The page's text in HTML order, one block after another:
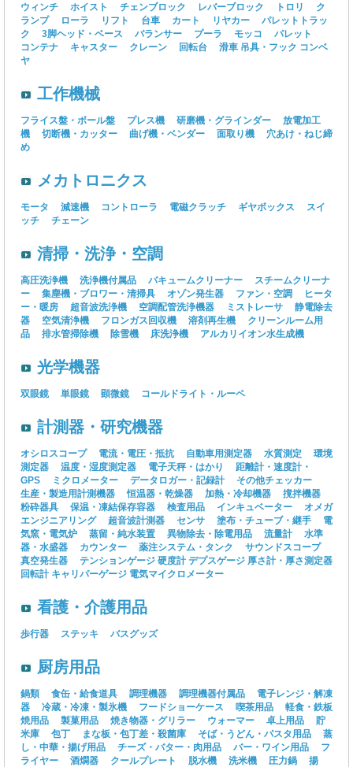
ウィンチ ホイスト チェンブロック レバーブロック トロリ
ク
ランプ
ローラ リフト 台車 カート リヤカー
パレットトラッ
ク
3脚ヘッド・ベース バランサー プーラ モッコ
パレット
コンテナ
キャスター クレーン 回転台 滑車 吊具・フック コンベ
ヤ
工作機械
フライス盤・ボール盤 プレス機 研磨機・グラインダー
放電加工
機
切断機・カッター 曲げ機・ベンダー 面取り機
穴あけ・ねじ締
め
メカトロニクス
モータ 減速機 コントローラ 電磁クラッチ ギヤボックス
スイ
ッチ
チェーン
清掃・洗浄・空調
高圧洗浄機 洗浄機付属品 バキュームクリーナー
スチームクリーナ
ー
集塵機・ブロワー・清掃具 オゾン発生器 ファン・空調
ヒータ
ー・暖房
超音波洗浄機 空調配管洗浄機器 ミストレーサ
静電除去
器
空気清浄機 フロンガス回収機 溶剤再生機
クリーンルーム用
品
排水管掃除機 除雪機 床洗浄機 アルカリイオン水生成機
光学機器
双眼鏡 単眼鏡 顕微鏡 コールドライト・ルーペ
計測器・研究機器
オシロスコープ 電流・電圧・抵抗 自動車用測定器 水質測定
環境
測定器
温度・湿度測定器 電子天秤・はかり
距離計・速度計・
GPS
ミクロメーター データロガー・記録計
その他チェッカー
生産・製造用計測機器
恒温器・乾燥器 加熱・冷却機器
撹拌機器
粉砕器具
保温・凍結保存容器 検査用品 インキュベーター
オメガ
エンジニアリング
超音波計測器 センサ 塗布・チューブ・継手
電
気窯・電気炉
蒸留・純水装置 異物除去・除電用品 流量計
水準
器・水盛器
カウンター 薬注システム・タンク
サウンドスコープ
真空発生器
テンションゲージ 硬度計 デプスゲージ 厚さ計・厚さ測定器
回転計 キャリパーゲージ 電気マイクロメーター
看護・介護用品
歩行器 ステッキ バスグッズ
厨房用品
鍋類 食缶・給食道具 調理機器 調理機器付属品
電子レンジ・解凍
器
冷蔵・冷凍・製氷機 フードショーケース 喫茶用品
軽食・鉄板
焼用品
製菓用品 焼き物器・グリラー ウォーマー 卓上用品
貯
米庫
包丁 まな板・包丁差・殺菌庫 そば・うどん・パスタ用品
蒸
し・中華・揚げ用品
チーズ・バター・肉用品 バー・ワイン用品
フ
ライヤー
酒燗器 クールプレート 脱水機 洗米機 圧力鍋
揚